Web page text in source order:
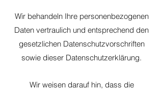
Wir behandeln Ihre personenbezogenen
Daten vertraulich und entsprechend den
gesetzlichen Datenschutzvorschriften
sowie dieser Datenschutzerklärung.
Wir weisen darauf hin, dass die